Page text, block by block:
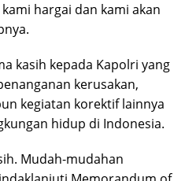
hargai dan kami akan
kasih kepada Kapolri yang
kerusakan,
kegiatan korektif lainnya
hidup di Indonesia.
Mudah-mudahan